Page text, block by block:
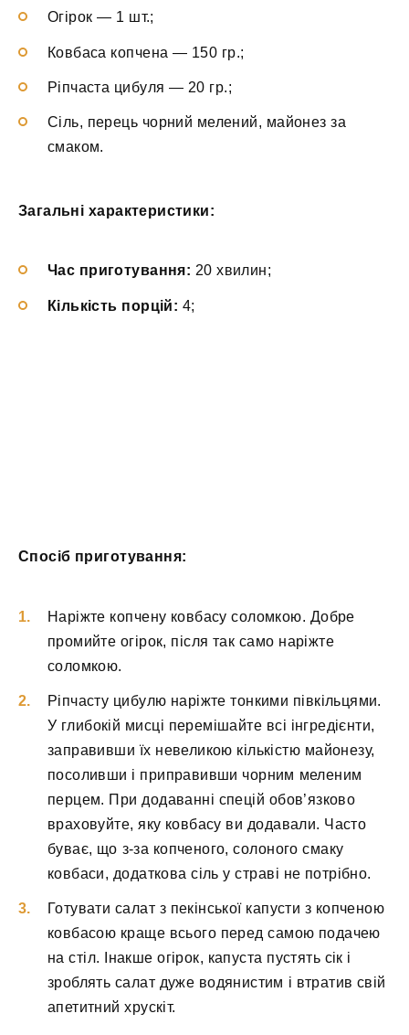
Огірок — 1 шт.;
Ковбаса копчена — 150 гр.;
Ріпчаста цибуля — 20 гр.;
Сіль, перець чорний мелений, майонез за
смаком.
Загальні характеристики:
Час приготування: 20 хвилин;
Кількість порцій: 4;
Спосіб приготування:
Наріжте копчену ковбасу соломкою. Добре
промийте огірок, після так само наріжте
соломкою.
Ріпчасту цибулю наріжте тонкими півкільцями.
У глибокій мисці перемішайте всі інгредієнти,
заправивши їх невеликою кількістю майонезу,
посоливши і приправивши чорним меленим
перцем. При додаванні спецій обов’язково
враховуйте, яку ковбасу ви додавали. Часто
буває, що з-за копченого, солоного смаку
ковбаси, додаткова сіль у страві не потрібно.
Готувати салат з пекінської капусти з копченою
ковбасою краще всього перед самою подачею
на стіл. Інакше огірок, капуста пустять сік і
зроблять салат дуже водянистим і втратив свій
апетитний хрускіт.